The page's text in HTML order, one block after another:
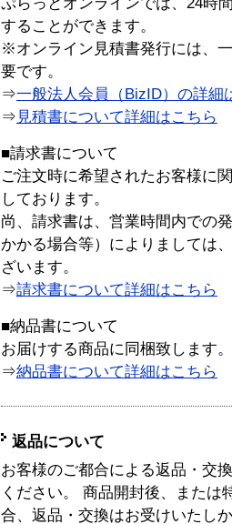
ぷらっとオンラインでは、24時
することができます。
※オンライン見積書発行には、
要です。
⇒一般法人会員（BizID）の詳細
⇒ 見積書について詳細はこちら
■請求書について
ご注文時に希望されたお客様に
しております。
尚、請求書は、営業時間内での
かかる場合等）によりましては
ざいます。
⇒請求書について詳細はこちら
■納品書について
お届けする商品に同梱致します。
⇒納品書について詳細はこちら
返品について
お客様のご都合による返品・交
ください。 商品開封後、または
合、返品・交換はお受けいたし